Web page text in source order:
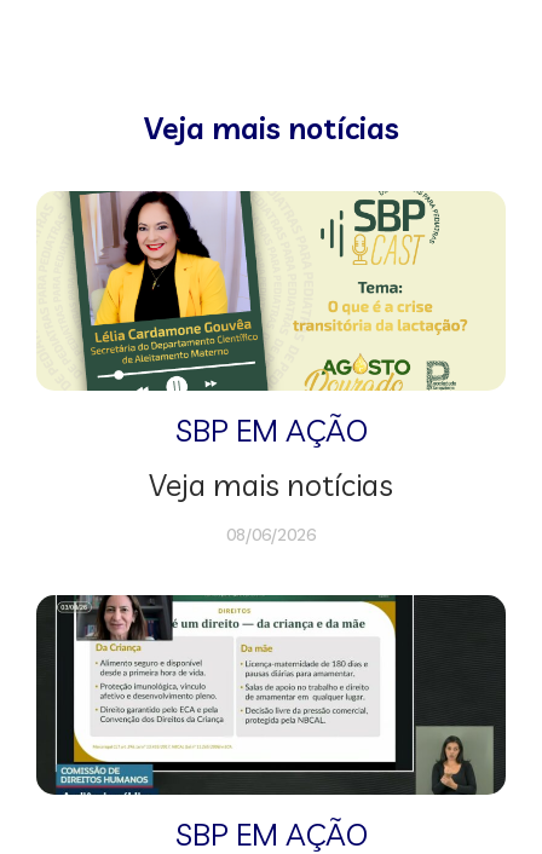
Veja mais notícias
SBP EM AÇÃO
Veja mais notícias
08/06/2026
SBP EM AÇÃO